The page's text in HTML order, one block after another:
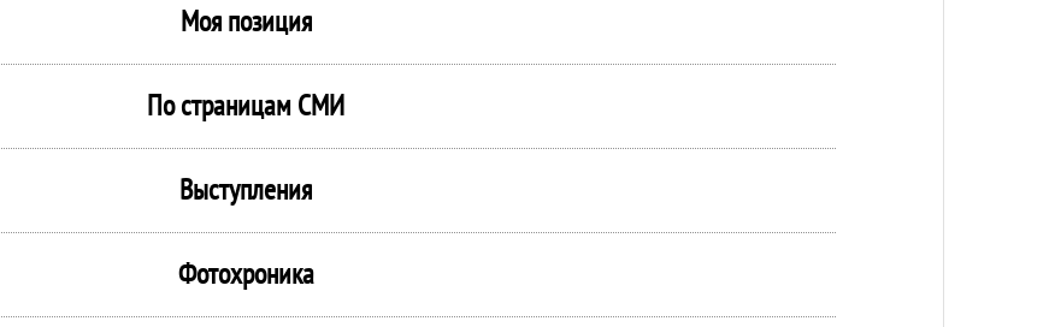
Моя позиция
По страницам СМИ
Выступления
Фотохроника